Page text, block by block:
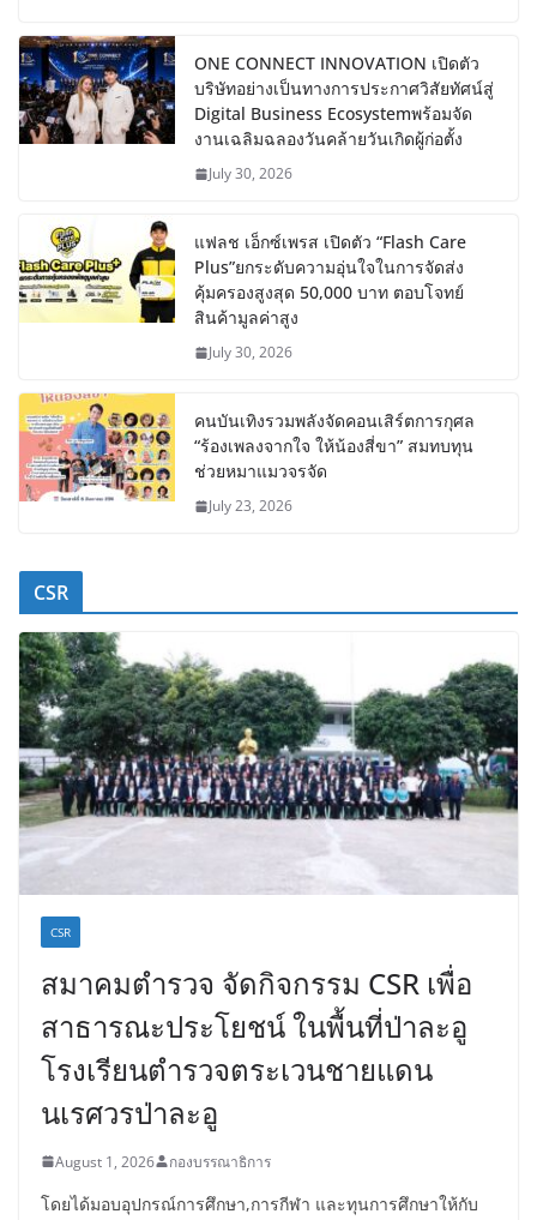
ONE CONNECT INNOVATION เปิดตัว
บริษัทอย่างเป็นทางการประกาศวิสัยทัศน์สู่
Digital Business Ecosystemพร้อมจัด
งานเฉลิมฉลองวันคล้ายวันเกิดผู้ก่อตั้ง
July 30, 2026
แฟลช เอ็กซ์เพรส เปิดตัว “Flash Care
Plus”ยกระดับความอุ่นใจในการจัดส่ง
คุ้มครองสูงสุด 50,000 บาท ตอบโจทย์
สินค้ามูลค่าสูง
July 30, 2026
คนบันเทิงรวมพลังจัดคอนเสิร์ตการกุศล
“ร้องเพลงจากใจ ให้น้องสี่ขา” สมทบทุน
ช่วยหมาแมวจรจัด
July 23, 2026
CSR
CSR
สมาคมตำรวจ จัดกิจกรรม CSR เพื่อ
สาธารณะประโยชน์ ในพื้นที่ป่าละอู
โรงเรียนตำรวจตระเวนชายแดน
นเรศวรป่าละอู
August 1, 2026 กองบรรณาธิการ
โดยได้มอบอุปกรณ์การศึกษา,การกีฬา และทุนการศึกษาให้กับ